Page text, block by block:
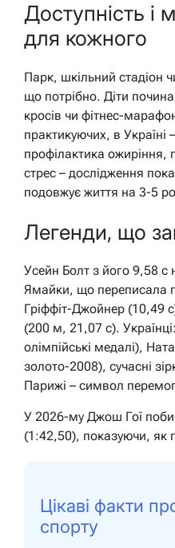
Доступність і
для кожного
Парк, шкільний стадіон
що потрібно. Діти
кросів чи фітнес-
практикуючих, в Україні
профілактика
стрес – дослідження
подовжує життя на 3-5
Легенди, що
Усейн Болт з його 9,58 с
Ямайки, що переписала
Гріффіт-Джойнер (10,49
(200 м, 21,07 с).
олімпійські медалі),
золото-2008), сучасні
Парижі – символ
У 2026-му Джош Гої
(1:42,50), показуючи, як
Цікаві факти
спорту